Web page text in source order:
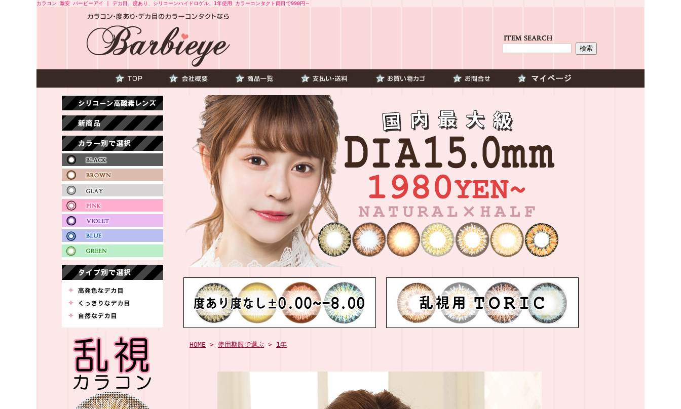
カラコン 激安 バービーアイ | デカ目、度あり、シリコーンハイドロゲル、1年使用 カラーコンタクト両目で990円～
HOME > 使用期限で選ぶ > 1年